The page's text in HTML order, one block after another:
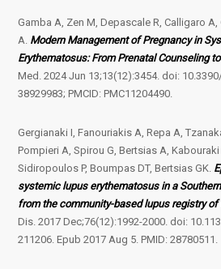
Gamba A, Zen M, Depascale R, Calligaro
A. Modern Management of Pregnancy in
Erythematosus: From Prenatal Counseling
Med. 2024 Jun 13;13(12):3454. doi:
38929983; PMCID: PMC11204490.
Gergianaki I, Fanouriakis A, Repa A,
Pompieri A, Spirou G, Bertsias A, Kabouraki
Sidiropoulos P, Boumpas DT, Bertsias GK.
systemic lupus erythematosus in a
from the community-based lupus registry of
Dis. 2017 Dec;76(12):1992-2000. doi:
211206. Epub 2017 Aug 5. PMID: 28780511.